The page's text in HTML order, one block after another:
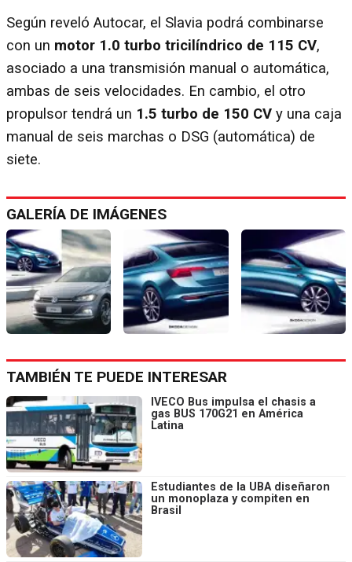
Según reveló Autocar, el Slavia podrá combinarse
con un motor 1.0 turbo tricilíndrico de 115 CV,
asociado a una transmisión manual o automática,
ambas de seis velocidades. En cambio, el otro
propulsor tendrá un 1.5 turbo de 150 CV y una caja
manual de seis marchas o DSG (automática) de
siete.
GALERÍA DE IMÁGENES
TAMBIÉN TE PUEDE INTERESAR
IVECO Bus impulsa el chasis a
gas BUS 170G21 en América
Latina
Estudiantes de la UBA diseñaron
un monoplaza y compiten en
Brasil